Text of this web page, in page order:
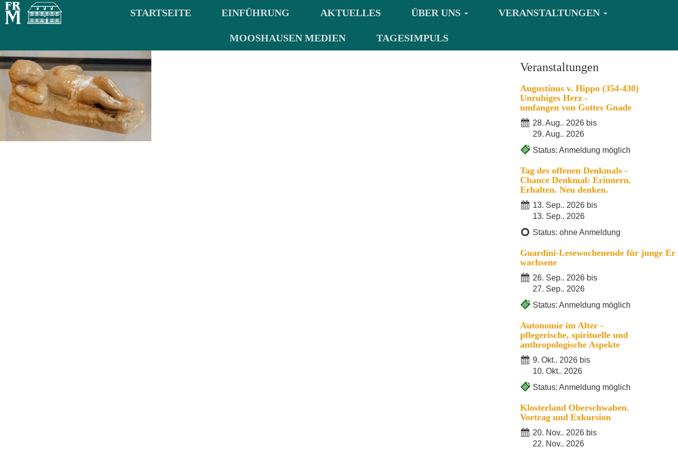
STARTSEITE EINFÜHRUNG AKTUELLES ÜBER UNS VERANSTALTUNGEN
MOOSHAUSEN MEDIEN TAGESIMPULS
Veranstaltungen
Augustinus v. Hippo (354-430)
Unruhiges Herz -
umfangen von Gottes Gnade
28. Aug.. 2026 bis
29. Aug.. 2026
Status: Anmeldung möglich
Tag des offenen Denkmals -
Chance Denkmal: Erinnern.
Erhalten. Neu denken.
13. Sep.. 2026 bis
13. Sep.. 2026
Status: ohne Anmeldung
Guardini-Lesewochenende für junge Er
wachsene
26. Sep.. 2026 bis
27. Sep.. 2026
Status: Anmeldung möglich
Autonomie im Alter -
pflegerische, spirituelle und
anthropologische Aspekte
9. Okt.. 2026 bis
10. Okt.. 2026
Status: Anmeldung möglich
Klosterland Oberschwaben.
Vortrag und Exkursion
20. Nov.. 2026 bis
22. Nov.. 2026